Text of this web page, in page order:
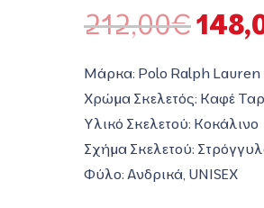
212,00€
price
was:
Μάρκα: Polo Ralph Lauren
Χρώμα Σκελετός: Καφέ
Υλικό Σκελετού: Κοκάλινο
Σχήμα Σκελετού:
Φύλο: Ανδρικά, UNISEX